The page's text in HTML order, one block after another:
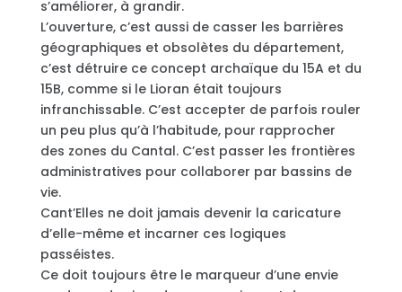
s’améliorer, à grandir.
L’ouverture, c’est aussi de casser les barrières
géographiques et obsolètes du département,
c’est détruire ce concept archaïque du 15A et du
15B, comme si le Lioran était toujours
infranchissable. C’est accepter de parfois rouler
un peu plus qu’à l’habitude, pour rapprocher
des zones du Cantal. C’est passer les frontières
administratives pour collaborer par bassins de
vie.
Cant’Elles ne doit jamais devenir la caricature
d’elle-même et incarner ces logiques
passéistes.
Ce doit toujours être le marqueur d’une envie